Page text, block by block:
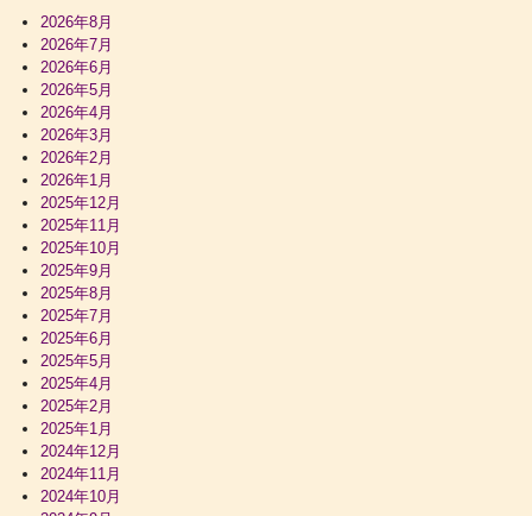
2026年8月
2026年7月
2026年6月
2026年5月
2026年4月
2026年3月
2026年2月
2026年1月
2025年12月
2025年11月
2025年10月
2025年9月
2025年8月
2025年7月
2025年6月
2025年5月
2025年4月
2025年2月
2025年1月
2024年12月
2024年11月
2024年10月